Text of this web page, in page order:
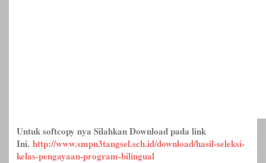
Untuk softcopy nya Silahkan Download pada link
Ini. http://www.smpn3tangsel.sch.id/download/hasil-seleksi-
kelas-pengayaan-program-bilingual